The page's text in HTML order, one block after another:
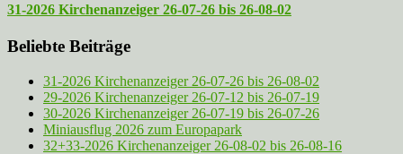
31-2026 Kirchenanzeiger 26-07-26 bis 26-08-02
Beliebte Beiträge
31-2026 Kirchenanzeiger 26-07-26 bis 26-08-02
29-2026 Kirchenanzeiger 26-07-12 bis 26-07-19
30-2026 Kirchenanzeiger 26-07-19 bis 26-07-26
Miniausflug 2026 zum Europapark
32+33-2026 Kirchenanzeiger 26-08-02 bis 26-08-16